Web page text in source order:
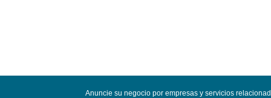
Anuncie su negocio por empresas y servicios